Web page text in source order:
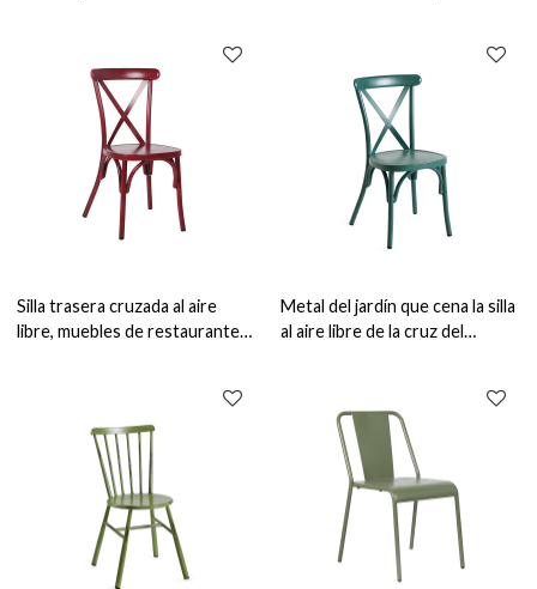
Silla trasera cruzada al aire
libre, muebles de restaurante,
Metal del jardín que cena la silla
al aire libre de la cruz del